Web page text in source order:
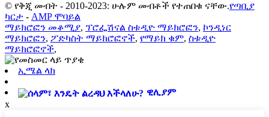
© የቅጂ መብት - 2010-2023: ሁሉም መብቶች የተጠበቁ ናቸው.የጣቢያ
ካርታ - AMP ሞባይል
ማይክሮፎን መቆሚያ, ፕሮፌሽናል ስቱዲዮ ማይክሮፎን, ኮንዲነር
ማይክሮፎን, ፖድካስት ማይክሮፎኖች, የማይክ ቁም, ስቱዲዮ
ማይክሮፎኖች,
ኢሜል ላክ
ዊሊያም
x